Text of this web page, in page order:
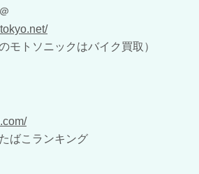
モトソニックはバイク買取）
ばこランキング